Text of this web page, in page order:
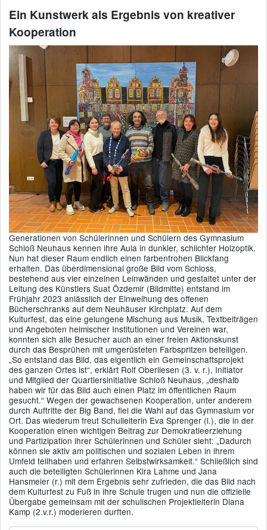
Ein Kunstwerk als Ergebnis von kreativer
Kooperation
Generationen von Schülerinnen und Schülern des Gymnasium
Schloß Neuhaus kennen ihre Aula in dunkler, schlichter Holzoptik.
Nun hat dieser Raum endlich einen farbenfrohen Blickfang
erhalten. Das überdimensional große Bild vom Schloss,
bestehend aus vier einzelnen Leinwänden und gestaltet unter der
Leitung des Künstlers Suat Özdemir (Bildmitte) entstand im
Frühjahr 2023 anlässlich der Einweihung des offenen
Bücherschranks auf dem Neuhäuser Kirchplatz. Auf dem
Kulturfest, das eine gelungene Mischung aus Musik, Textbeiträgen
und Angeboten heimischer Institutionen und Vereinen war,
konnten sich alle Besucher auch an einer freien Aktionskunst
durch das Besprühen mit umgerüsteten Farbspritzen beteiligen.
„So entstand das Bild, das eigentlich ein Gemeinschaftsprojekt
des ganzen Ortes ist“, erklärt Rolf Oberliesen (3. v. r.), Initiator
und Mitglied der Quartiersinitiative Schloß Neuhaus, „deshalb
haben wir für das Bild auch einen Platz im öffentlichen Raum
gesucht.“ Wegen der gewachsenen Kooperation, unter anderem
durch Auftritte der Big Band, fiel die Wahl auf das Gymnasium vor
Ort. Das wiederum freut Schulleiterin Eva Sprenger (l.), die in der
Kooperation einen wichtigen Beitrag zur Demokratieerziehung
und Partizipation ihrer Schülerinnen und Schüler sieht: „Dadurch
können sie aktiv am politischen und sozialen Leben in ihrem
Umfeld teilhaben und erfahren Selbstwirksamkeit.“ Schließlich sind
auch die beteiligten Schülerinnen Kira Lahme und Jana
Hansmeier (r.) mit dem Ergebnis sehr zufrieden, die das Bild nach
dem Kulturfest zu Fuß in ihre Schule trugen und nun die offizielle
Übergabe gemeinsam mit der schulischen Projektleiterin Diana
Kamp (2.v.r.) moderieren durften.